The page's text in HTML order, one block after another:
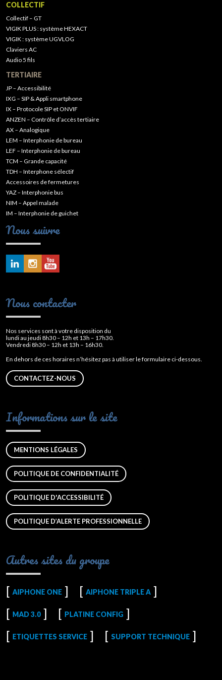
COLLECTIF
Collectif – GT
VIGIK PLUS : système HEXACT
VIGIK : système UGVLOG
Claviers AC
Audio 5 fils
TERTIAIRE
JP – Accessibilité
IXG – SIP & Appli smartphone
IX – Protocole SIP et ONVIF
ANZEN – Contrôle d’accès tertiaire
AX – Analogique
LEM – Interphonie de bureau
LEF – Interphonie de bureau
TCM – Grande capacité
TDH – Interphone sélectif
Accessoires de fermetures
YAZ – Interphonie bus
NIM – Appel malade
IM – Interphonie de guichet
Nous suivre
Nous contacter
Nos services sont à votre disposition du
lundi au jeudi 8h30 – 12h et 13h – 17h30.
Vendredi 8h30 – 12h et 13h – 16h30.
En dehors de ces horaires n’hésitez pas à utiliser le formulaire ci-dessous.
CONTACTEZ-NOUS
Informations sur le site
MENTIONS LÉGALES
POLITIQUE DE CONFIDENTIALITÉ
POLITIQUE D'ACCESSIBILITÉ
POLITIQUE D’ALERTE PROFESSIONNELLE
Autres sites du groupe
AIPHONE ONE AIPHONE TRIPLE A
MAD 3.0 PLATINE CONFIG
ETIQUETTES SERVICE SUPPORT TECHNIQUE